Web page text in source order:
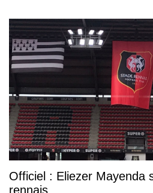
Officiel : Eliezer Mayenda
rennais